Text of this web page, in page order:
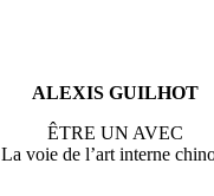
ALEXIS GUILHOT
ÊTRE UN AVEC
La voie de l’art interne